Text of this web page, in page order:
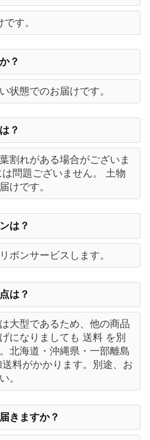
す。
？
状態でのお届けです。
？
割れがある場合がございま
問題ございません。 土物
けです。
は？
ボンサービスします。
は？
大型であるため、他の商品
になりましても 送料 を別
北海道・沖縄県・一部離島
料がかかります。別途、お
。
きますか？